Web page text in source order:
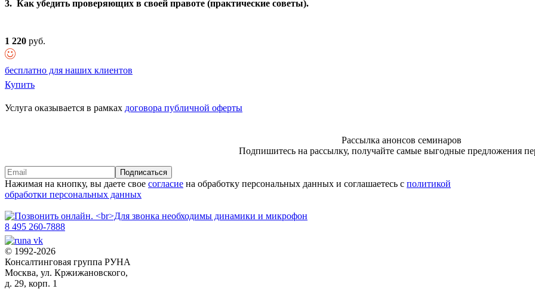
3. Как убедить проверяющих в своей правоте (практические советы).
1 220 руб.
бесплатно для наших клиентов
Купить
Услуга оказывается в рамках договора публичной оферты
Рассылка анонсов семинаров
Подпишитесь на рассылку, получайте самые выгодные предложения
Подписаться
Нажимая на кнопку, вы даете свое согласие на обработку персональных данных и соглашаетесь с политикой
обработки персональных данных
8 495 260-7888
© 1992-2026
Консалтинговая группа РУНА
Москва, ул. Кржижановского,
д. 29, корп. 1